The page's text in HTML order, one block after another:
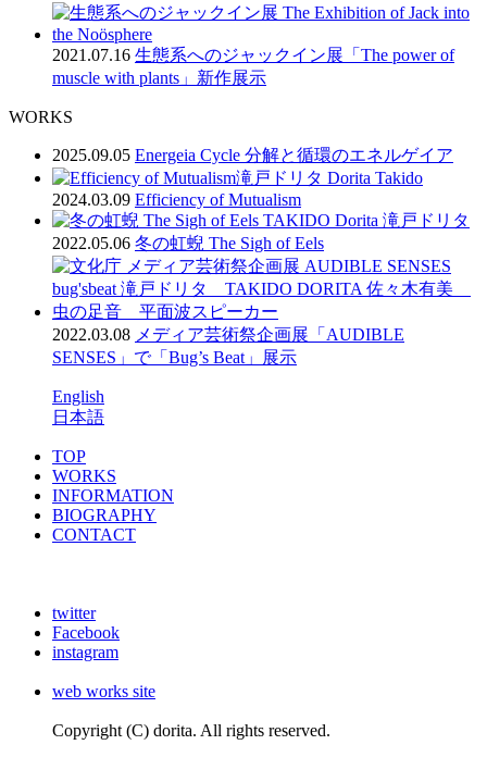
2021.07.16 生態系へのジャックイン展「The power of
muscle with plants」新作展示
WORKS
2025.09.05 Energeia Cycle 分解と循環のエネルゲイア
2024.03.09 Efficiency of Mutualism
2022.05.06 冬の虹蜺 The Sigh of Eels
2022.03.08 メディア芸術祭企画展「AUDIBLE
SENSES」で「Bug’s Beat」展示
English
日本語
TOP
WORKS
INFORMATION
BIOGRAPHY
CONTACT
twitter
Facebook
instagram
web works site
Copyright (C) dorita. All rights reserved.